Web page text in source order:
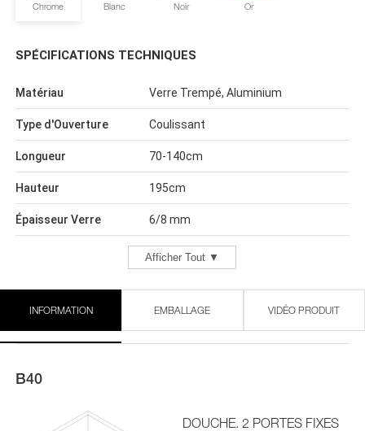
Chrome Blanc Noir Or
SPÉCIFICATIONS TECHNIQUES
Matériau Verre Trempé, Aluminium
Type d'Ouverture Coulissant
Longueur 70-140cm
Hauteur 195cm
Épaisseur Verre 6/8 mm
Afficher Tout ▼
INFORMATION EMBALLAGE VIDÉO PRODUIT
B40
DOUCHE. 2 PORTES FIXES